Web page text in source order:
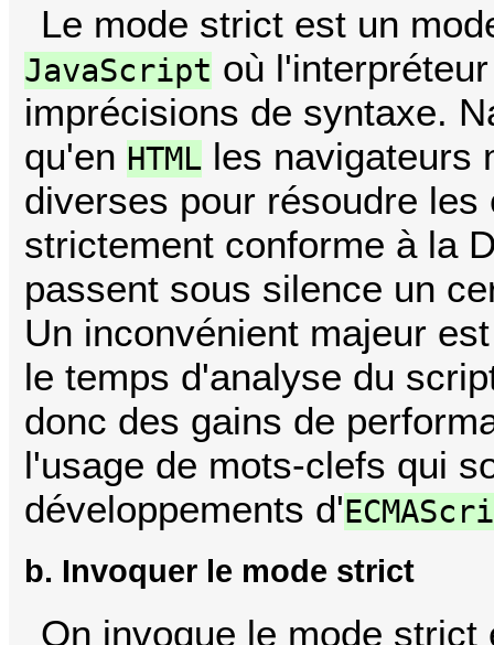
Le mode strict est un
JavaScript où
imprécisions de syntaxe.
qu'en HTML les navigateurs
diverses pour résoudre
strictement conforme à la
passent sous silence un
Un inconvénient majeur
le temps d'analyse du
donc des gains de
l'usage de mots-clefs qui
développements d'
b. Invoquer le mode strict
On invoque le mode